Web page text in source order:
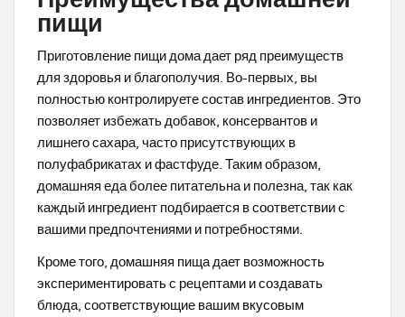
пищи
Приготовление пищи дома дает ряд преимуществ
для здоровья и благополучия. Во-первых, вы
полностью контролируете состав ингредиентов. Это
позволяет избежать добавок, консервантов и
лишнего сахара, часто присутствующих в
полуфабрикатах и фастфуде. Таким образом,
домашняя еда более питательна и полезна, так как
каждый ингредиент подбирается в соответствии с
вашими предпочтениями и потребностями.
Кроме того, домашняя пища дает возможность
экспериментировать с рецептами и создавать
блюда, соответствующие вашим вкусовым